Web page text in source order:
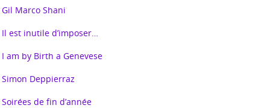
Gil Marco Shani
Il est inutile d’imposer…
I am by Birth a Genevese
Simon Deppierraz
Soirées de fin d’année